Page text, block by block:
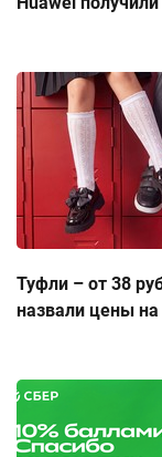
Туфли – от 38
назвали цены